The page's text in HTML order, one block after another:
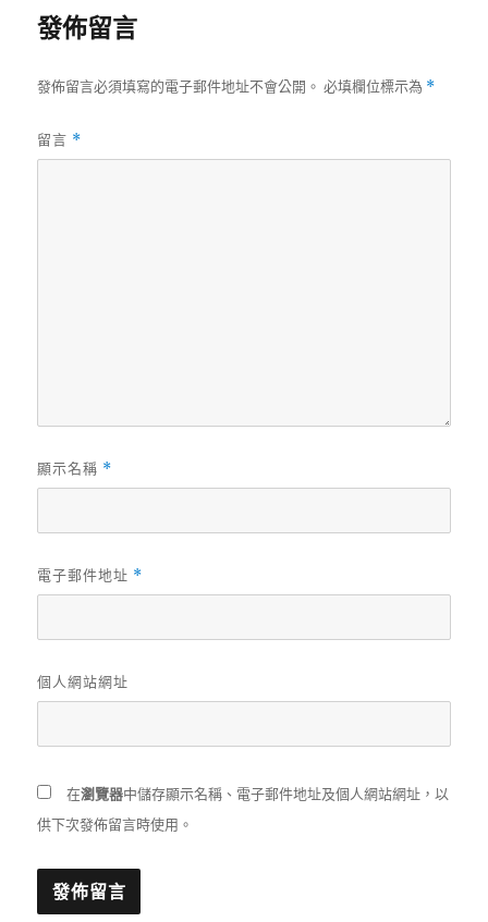
發佈留言
發佈留言必須填寫的電子郵件地址不會公開。 必填欄位標示為 *
留言 *
顯示名稱 *
電子郵件地址 *
個人網站網址
在瀏覽器中儲存顯示名稱、電子郵件地址及個人網站網址，以
供下次發佈留言時使用。